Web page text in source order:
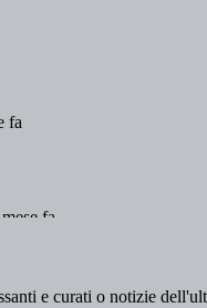
e curati o notizie